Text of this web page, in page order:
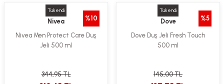
Tükendi
%10
Nivea
Nivea Men Protect Care Duş
Jeli 500 ml
344,95 TL
Tükendi
%5
Dove
Dove Duş Jeli Fresh Touch
500 ml
145,00 TL